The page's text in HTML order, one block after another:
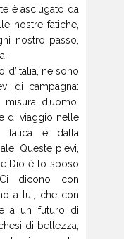
è asciugato da
nostre fatiche,
nostro passo,
d’Italia, ne sono
di campagna:
d’uomo.
di viaggio nelle
fatica e dalla
Queste pievi,
Dio è lo sposo
dicono con
a lui, che con
a un futuro di
di bellezza,